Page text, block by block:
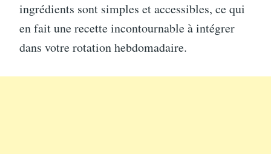
ingrédients sont simples et accessibles, ce qui
en fait une recette incontournable à intégrer
dans votre rotation hebdomadaire.